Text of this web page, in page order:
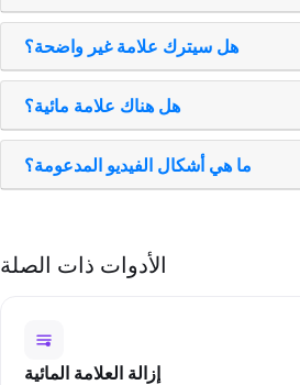
هل سيترك علامة غير واضحة؟
هل هناك علامة مائية؟
ما هي أشكال الفيديو المدعومة؟
الأدوات ذات الصلة
إزالة العلامة المائية